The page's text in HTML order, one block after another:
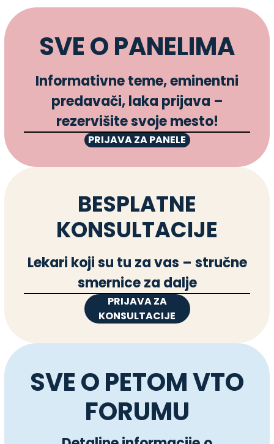
SVE O PANELIMA
Informativne teme, eminentni
predavači, laka prijava –
rezervišite svoje mesto!
PRIJAVA ZA PANELE
BESPLATNE
KONSULTACIJE
Lekari koji su tu za vas – stručne
smernice za dalje
PRIJAVA ZA
KONSULTACIJE
SVE O PETOM VTO
FORUMU